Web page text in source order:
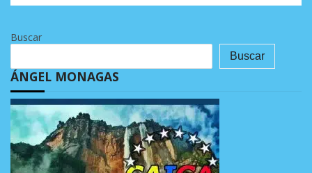
Buscar
Buscar
ÁNGEL MONAGAS